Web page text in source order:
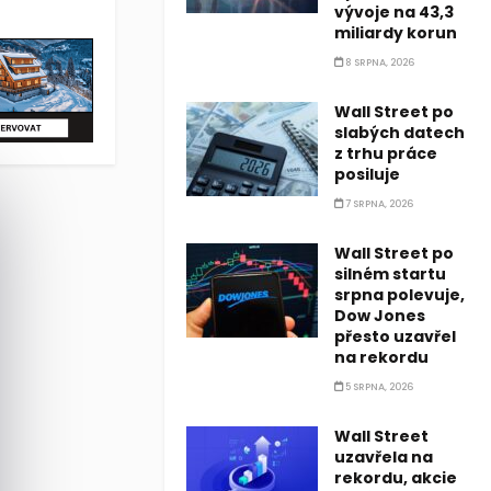
vývoje na 43,3
miliardy korun
8 SRPNA, 2026
Wall Street po
slabých datech
z trhu práce
posiluje
7 SRPNA, 2026
Wall Street po
silném startu
srpna polevuje,
Dow Jones
přesto uzavřel
na rekordu
5 SRPNA, 2026
Wall Street
uzavřela na
rekordu, akcie